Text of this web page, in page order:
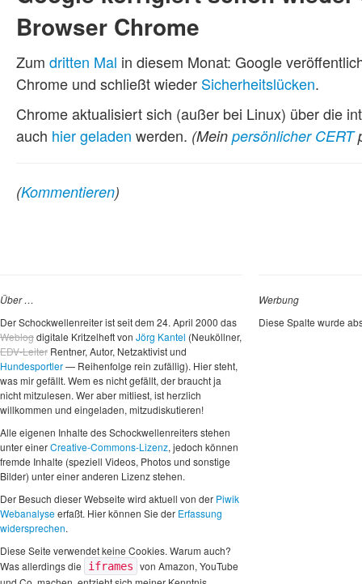
Browser Chrome
Zum dritten Mal in diesem Monat: Google
Chrome und schließt wieder Sicherheitslücken.
Chrome aktualisiert sich (außer bei Linux) über die
auch hier geladen werden. (Mein persönlicher CERT
(Kommentieren)
Über …
Der Schockwellenreiter ist seit dem 24. April 2000 das
Weblogdigitale Kritzelheft von Jörg Kantel (Neuköllner,
EDV-Leiter Rentner, Autor, Netzaktivist und
Hundesportler— Reihenfolge rein zufällig). Hier steht,
was mir gefällt. Wem es nicht gefällt, der braucht ja
nicht mitzulesen. Wer aber mitliest, ist herzlich
willkommen und eingeladen, mitzudiskutieren!
Alle eigenen Inhalte des Schockwellenreiters stehen
unter einerCreative-Commons-Lizenz, jedoch können
fremde Inhalte (speziell Videos, Photos und sonstige
Bilder) unter einer anderen Lizenz stehen.
Der Besuch dieser Webseite wird aktuell von der Piwik
Webanalyseerfaßt. Hier können Sie der Erfassung
widersprechen.
Diese Seite verwendet keine Cookies. Warum auch?
Was allerdings die
iframes von Amazon, YouTube
Werbung
Diese Spalte wurde